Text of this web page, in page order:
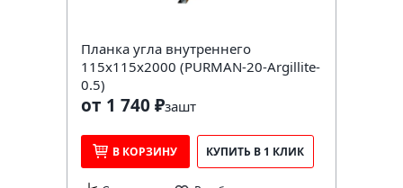
Планка угла внутреннего
115х115х2000 (PURMAN-20-Argillite-
0.5)
от 1 740 ₽зашт
В КОРЗИНУ КУПИТЬ В 1 КЛИК